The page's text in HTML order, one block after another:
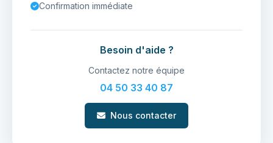
Confirmation immédiate
Besoin d'aide ?
Contactez notre équipe
04 50 33 40 87
Nous contacter